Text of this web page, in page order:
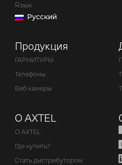
Язык
Русский
Продукция
ГАРНИТУРЫ
Телефоны
Веб камеры
О AXTEL
О AXTEL
Где купить?
Стать дистрибутором